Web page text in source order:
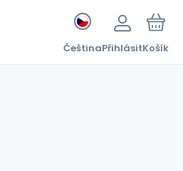
ČeštinaPřihlásitKošík